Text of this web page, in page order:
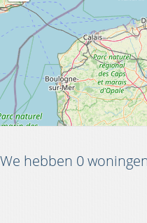
We hebben 0